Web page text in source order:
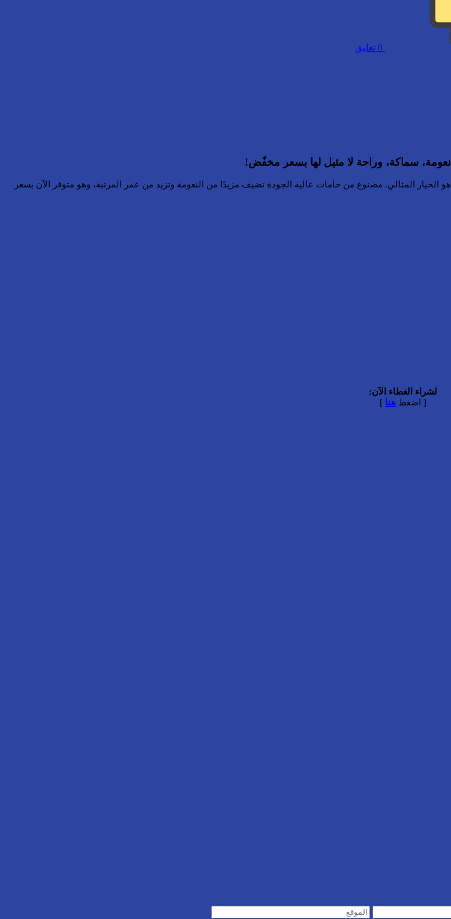
0 تعليق
هو الخيار المثالي. مصنوع من خامات عالية الجودة تضيف مزيدًا من النعومة وتزيد من عمر المرتبة، وهو متوفر الآن بسعر
لشراء الغطاء الآن:
[ اضغط هنا ]